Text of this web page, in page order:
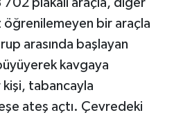
plakalı araçla, diğer
öğrenilemeyen bir araçla
arasında başlayan
kavgaya
tabancayla
ateş açtı. Çevredeki